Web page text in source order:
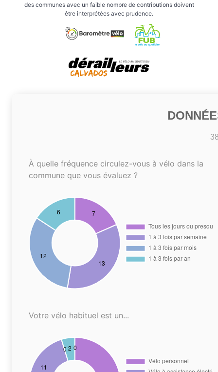
des communes avec un faible nombre de contributions doivent
être interprétées avec prudence.
À quelle fréquence circulez-vous à vélo dans la
commune que vous évaluez ?
Votre vélo habituel est un...